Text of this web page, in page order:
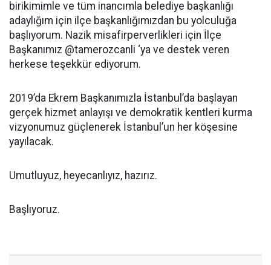
birikimimle ve tüm inancımla belediye başkanlığı
adaylığım için ilçe başkanlığımızdan bu yolculuğa
başlıyorum. Nazik misafirperverlikleri için İlçe
Başkanımız @tamerozcanli ‘ya ve destek veren
herkese teşekkür ediyorum.
2019’da Ekrem Başkanımızla İstanbul’da başlayan
gerçek hizmet anlayışı ve demokratik kentleri kurma
vizyonumuz güçlenerek İstanbul’un her köşesine
yayılacak.
Umutluyuz, heyecanlıyız, hazırız.
Başlıyoruz.